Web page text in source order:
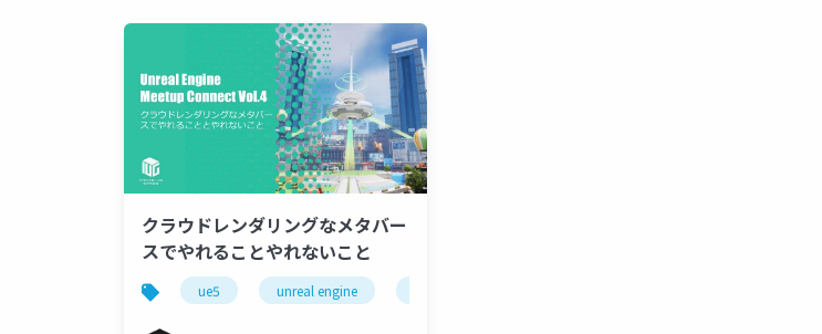
クラウドレンダリングなメタバー
スでやれることやれないこと
ue5 unreal engine